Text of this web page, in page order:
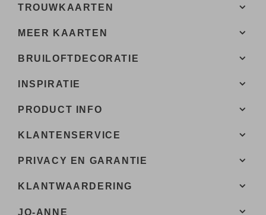
TROUWKAARTEN
MEER KAARTEN
BRUILOFTDECORATIE
INSPIRATIE
PRODUCT INFO
KLANTENSERVICE
PRIVACY EN GARANTIE
KLANTWAARDERING
JO-ANNE